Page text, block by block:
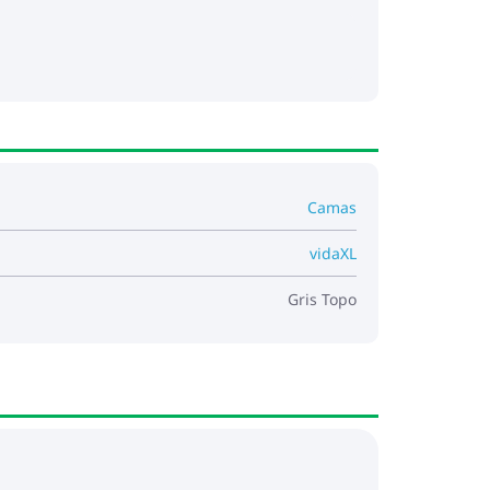
Camas
vidaXL
Gris Topo